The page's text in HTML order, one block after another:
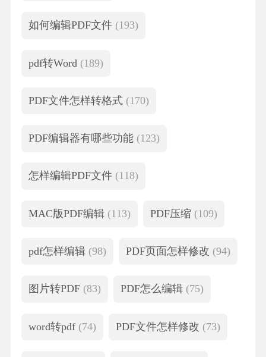
如何编辑PDF文件 (193)
pdf转Word (189)
PDF文件怎样转格式 (170)
PDF编辑器有哪些功能 (123)
怎样编辑PDF文件 (118)
MAC版PDF编辑 (113) PDF压缩 (109)
pdf怎样编辑 (98) PDF页面怎样修改 (94)
图片转PDF (83) PDF怎么编辑 (75)
word转pdf (74) PDF文件怎样修改 (73)